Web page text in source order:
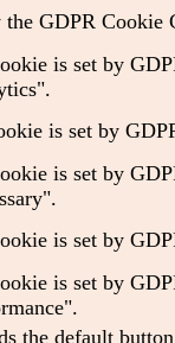
the GDPR Cookie
is set by
is set by
is set by
is set by
is set by
the default